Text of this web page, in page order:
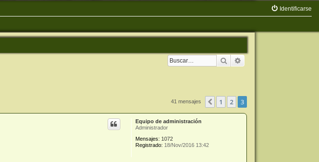
Identificarse
Buscar
41 mensajes Anterior
1 2 3
Equipo de administración
Administrador
Mensajes: 1072
Registrado: 18/Nov/2016 13:42